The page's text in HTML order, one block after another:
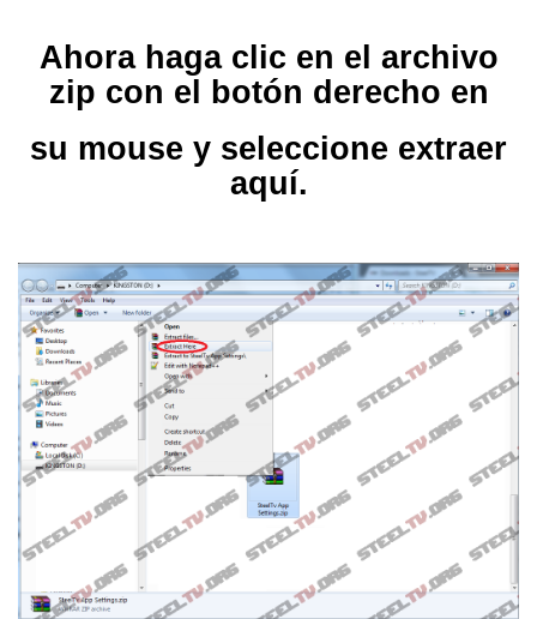
Ahora haga clic en el archivo
zip con el botón derecho en
su mouse y seleccione extraer
aquí.